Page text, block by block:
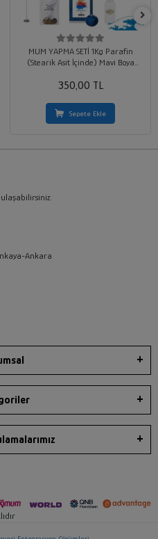
MUM YAPMA SETİ 1Kg Parafin
(Stearik Asit İçinde) Mavi Boya
350,00 TL
Sepete Ekle
Ankara